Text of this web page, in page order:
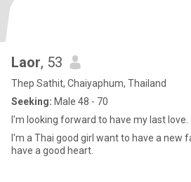
Laor, 53
Thep Sathit, Chaiyaphum, Thailand
Seeking: Male 48 - 70
I'm looking forward to have my last love.
I'm a Thai good girl want to have a new
have a good heart.